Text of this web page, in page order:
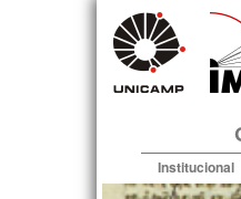
Institucional